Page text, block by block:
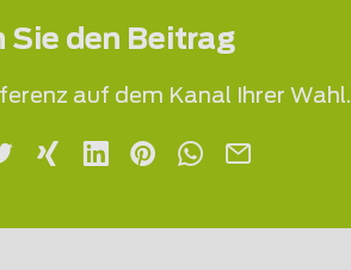
Sie den Beitrag
auf dem Kanal Ihrer Wahl.